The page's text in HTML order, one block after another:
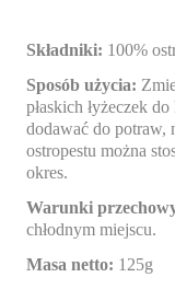
Składniki: 100%
Sposób użycia:
płaskich łyżeczek
dodawać do potraw,
ostropestu można
okres.
Warunki
chłodnym miejscu.
Masa netto: 125g